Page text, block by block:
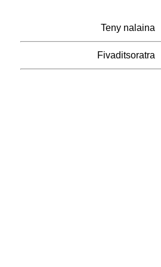
Teny nalaina
Fivaditsoratra